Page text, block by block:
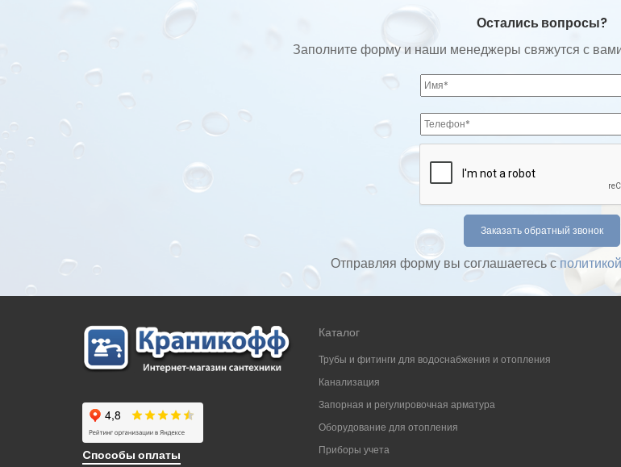
Остались вопросы?
Заполните форму и наши менеджеры свяжутся с
Отправляя форму вы соглашаетесь с
Cпособы оплаты
Каталог
Трубы и фитинги для водоснабжения и отопления
Канализация
Запорная и регулировочная арматура
Оборудование для отопления
Приборы учета